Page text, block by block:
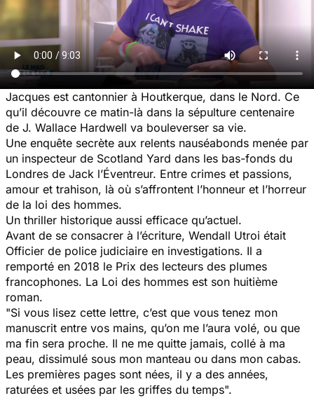
Jacques est cantonnier à Houtkerque, dans le Nord. Ce
qu’il découvre ce matin-là dans la sépulture centenaire
de J. Wallace Hardwell va bouleverser sa vie.
Une enquête secrète aux relents nauséabonds menée par
un inspecteur de Scotland Yard dans les bas-fonds du
Londres de Jack l’Éventreur. Entre crimes et passions,
amour et trahison, là où s’affrontent l’honneur et l’horreur
de la loi des hommes.
Un thriller historique aussi efficace qu’actuel.
Avant de se consacrer à l’écriture, Wendall Utroi était
Officier de police judiciaire en investigations. Il a
remporté en 2018 le Prix des lecteurs des plumes
francophones. La Loi des hommes est son huitième
roman.
"Si vous lisez cette lettre, c’est que vous tenez mon
manuscrit entre vos mains, qu’on me l’aura volé, ou que
ma fin sera proche. Il ne me quitte jamais, collé à ma
peau, dissimulé sous mon manteau ou dans mon cabas.
Les premières pages sont nées, il y a des années,
raturées et usées par les griffes du temps".